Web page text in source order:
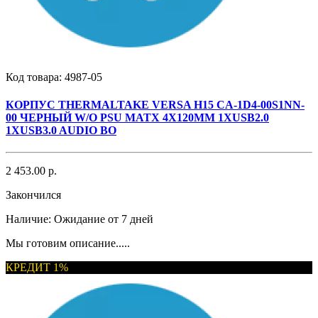
Код товара: 4987-05
КОРПУС THERMALTAKE VERSA H15 CA-1D4-00S1NN-
00 ЧЕРНЫЙ W/O PSU MATX 4X120MM 1XUSB2.0
1XUSB3.0 AUDIO BO
2 453.00 р.
Закончился
Наличие: Ожидание от 7 дней
Мы готовим описание.....
КРЕДИТ 1%